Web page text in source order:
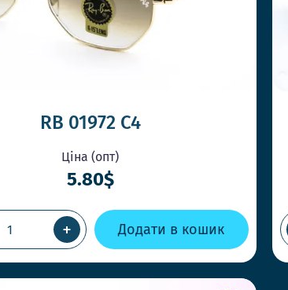
RB 01972 С4
Ціна (опт)
5.80$
+ Додати в кошик